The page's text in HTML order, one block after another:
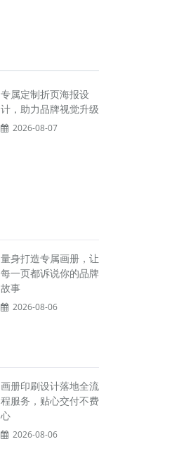
专属定制折页海报设
计，助力品牌视觉升级
2026-08-07
量身打造专属画册，让
每一页都诉说你的品牌
故事
2026-08-06
画册印刷设计落地全流
程服务，贴心交付不费
心
2026-08-06